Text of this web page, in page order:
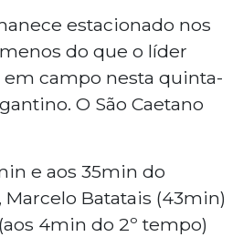
estacionado nos
do que o líder
em campo nesta quinta-
O São Caetano
e aos 35min do
Marcelo Batatais (43min)
4min do 2º tempo)